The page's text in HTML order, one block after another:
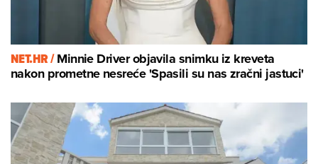
NET.HR /Minnie Driver objavila snimku iz kreveta
nakon prometne nesreće 'Spasili su nas zračni jastuci'